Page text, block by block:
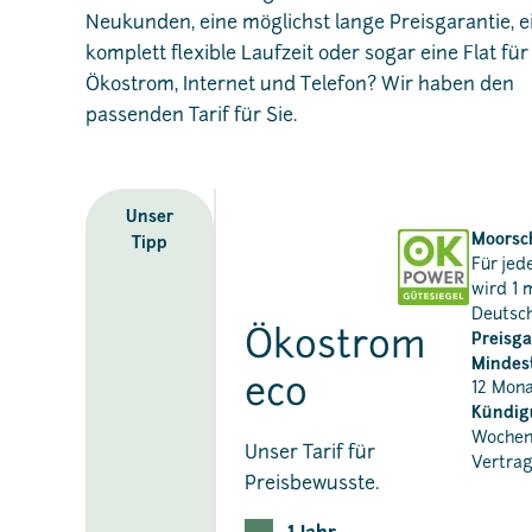
Neukunden, eine möglichst lange Preisgarantie,
komplett flexible Laufzeit oder sogar eine Flat für
Ökostrom, Internet und Telefon? Wir haben den
passenden Tarif für Sie.
Unser
Tipp
Ökostrom
eco
Unser Tarif für
Preisbewusste.
Für
wird 1
12